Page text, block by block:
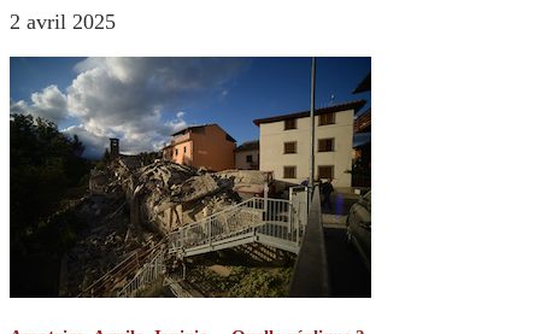
2 avril 2025